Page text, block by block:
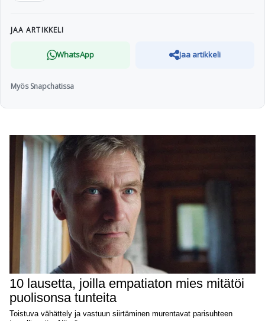
JAA ARTIKKELI
WhatsApp Jaa artikkeli
Myös Snapchatissa